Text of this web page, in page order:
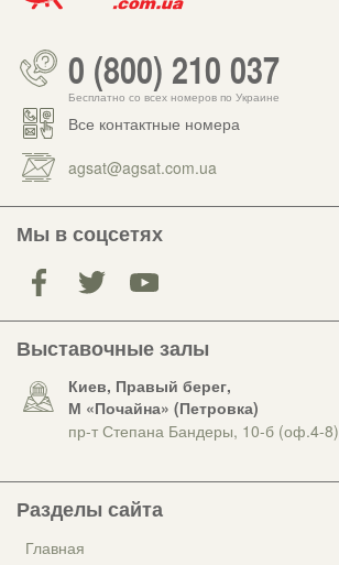
0 (800) 210 037
Бесплатно со всех номеров по Украине
Все контактные номера
agsat@agsat.com.ua
Мы в соцсетях
Выставочные залы
Киев, Правый берег,
М «Почайна» (Петровка)
пр-т Степана Бандеры, 10-б (оф.4-8)
Разделы сайта
Главная